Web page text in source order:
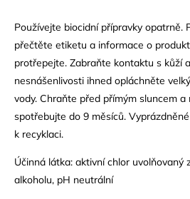
Používejte biocidní přípravky opatrně.
přečtěte etiketu a informace o
protřepejte. Zabraňte kontaktu s kůží
nesnášenlivosti ihned opláchněte
vody. Chraňte před přímým sluncem
spotřebujte do 9 měsíců.
k recyklaci.
Účinná látka: aktivní chlor uvolňovaný
alkoholu, pH neutrální